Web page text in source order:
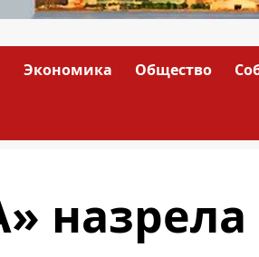
Экономика Общество
назрела